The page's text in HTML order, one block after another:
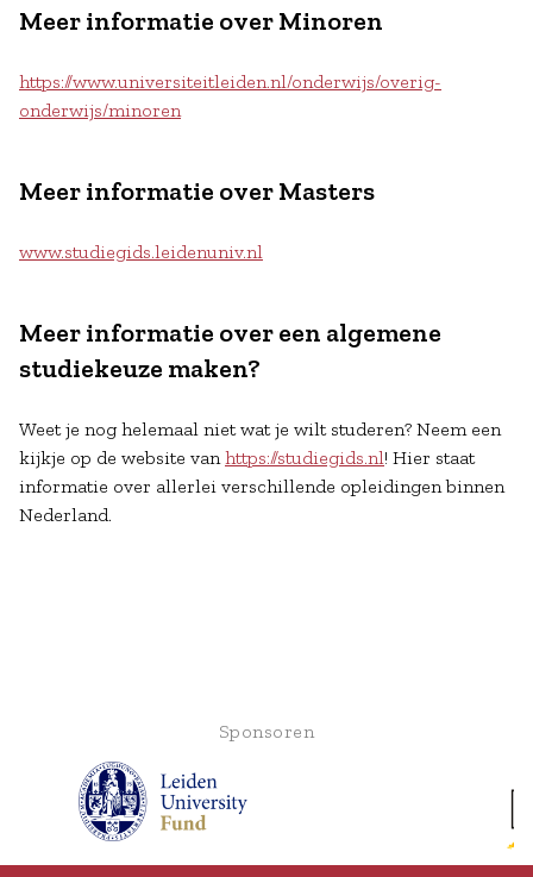
Meer informatie over Minoren
https://www.universiteitleiden.nl/onderwijs/overig-
onderwijs/minoren
Meer informatie over Masters
www.studiegids.leidenuniv.nl
Meer informatie over een algemene
studiekeuze maken?
Weet je nog helemaal niet wat je wilt studeren? Neem een
kijkje op de website vanhttps://studiegids.nl! Hier staat
informatie over allerlei verschillende opleidingen binnen
Nederland.
Sponsoren